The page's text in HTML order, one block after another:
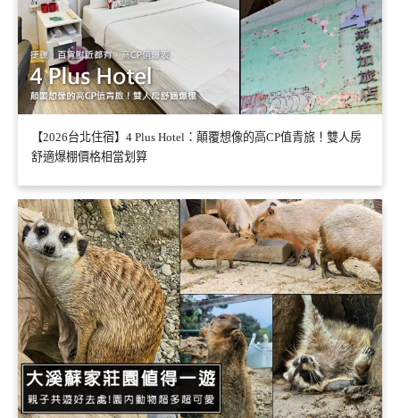
【2026台北住宿】4 Plus Hotel：顛覆想像的高CP值青旅！雙人房
舒適爆棚價格相當划算